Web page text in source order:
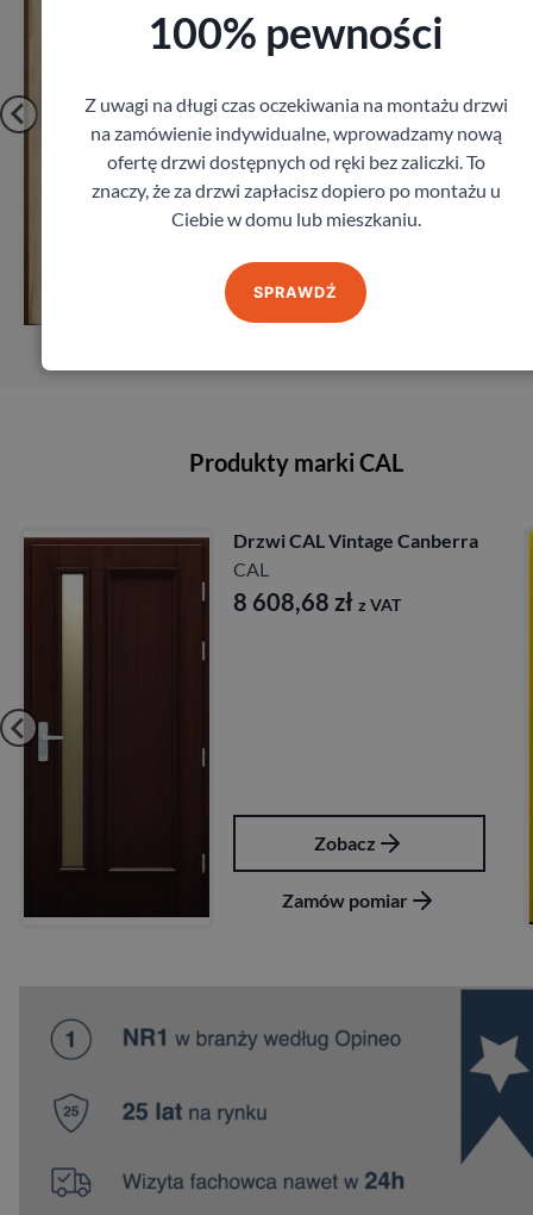
Zamów pomiar
Produkty marki CAL
Drzwi CAL Vintage
10 589,40
Zamów pomiar
100% pewności
Z uwagi na długi czas oczekiwania na montażu drzwi
na zamówienie indywidualne, wprowadzamy nową
ofertę drzwi dostępnych od ręki bez zaliczki. To
znaczy, że za drzwi zapłacisz dopiero po montażu u
Ciebie w domu lub mieszkaniu.
SPRAWDŹ